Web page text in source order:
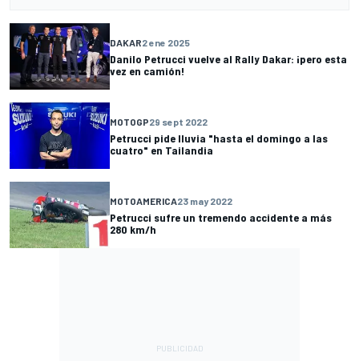
DAKAR2 ene 2025
Danilo Petrucci vuelve al Rally Dakar: ¡pero esta
vez en camión!
MOTOGP29 sept 2022
Petrucci pide lluvia "hasta el domingo a las
cuatro" en Tailandia
MOTOAMERICA23 may 2022
Petrucci sufre un tremendo accidente a más
280 km/h